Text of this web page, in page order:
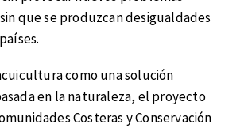
que se produzcan desigualdades
como una solución
en la naturaleza, el proyecto
Costeras y Conservación